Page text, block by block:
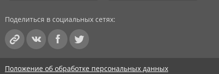
Поделиться в социальных сетях:
Положение об обработке персональных данных